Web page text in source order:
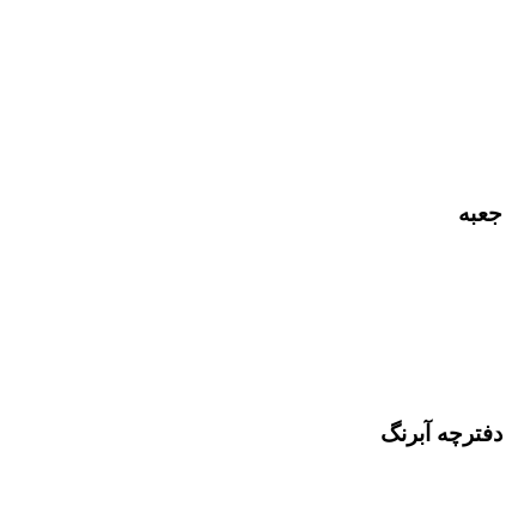
جعبه
دفترچه آبرنگ